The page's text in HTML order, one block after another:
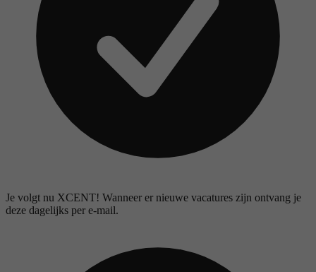
Je volgt nu XCENT! Wanneer er nieuwe vacatures zijn ontvang je
deze dagelijks per e-mail.